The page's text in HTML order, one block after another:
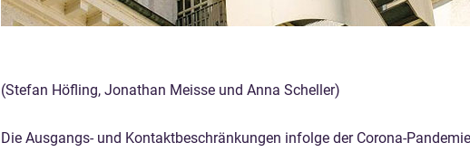
(Stefan Höfling, Jonathan Meisse und Anna Scheller)
Die Ausgangs- und Kontaktbeschränkungen infolge der Corona-